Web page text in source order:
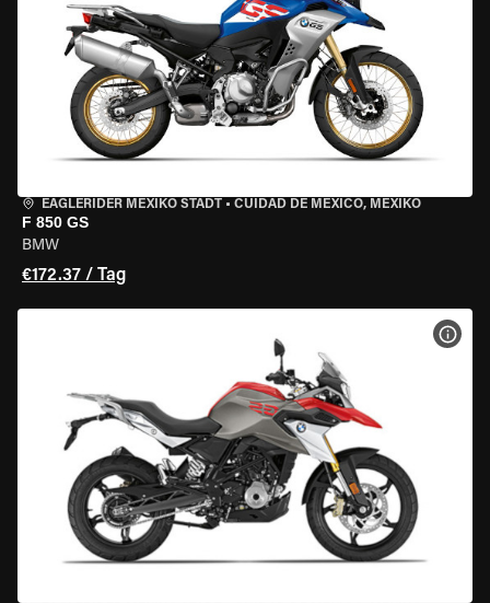
EAGLERIDER MEXIKO STADT • CUIDAD DE MEXICO, MEXIKO
F 850 GS
BMW
€172.37 / Tag